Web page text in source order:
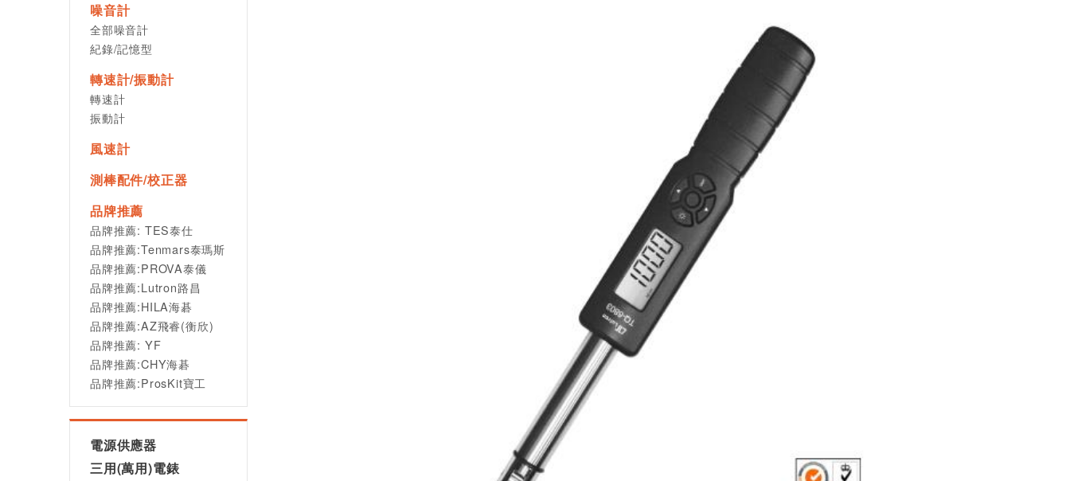
噪音計
全部噪音計
紀錄/記憶型
轉速計/振動計
轉速計
振動計
風速計
測棒配件/校正器
品牌推薦
品牌推薦: TES泰仕
品牌推薦:Tenmars泰瑪斯
品牌推薦:PROVA泰儀
品牌推薦:Lutron路昌
品牌推薦:HILA海碁
品牌推薦:AZ飛睿(衡欣)
品牌推薦: YF
品牌推薦:CHY海碁
品牌推薦:ProsKit寶工
電源供應器
三用(萬用)電錶